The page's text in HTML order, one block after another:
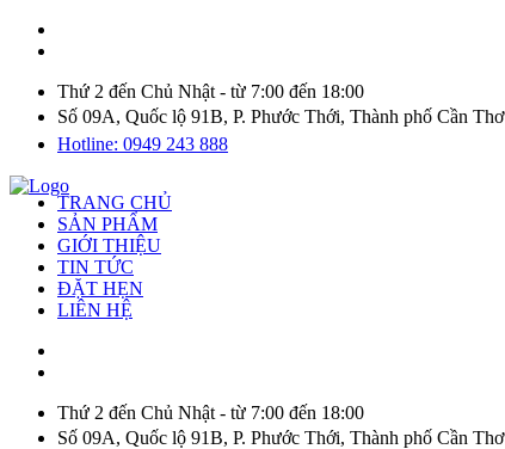
Thứ 2 đến Chủ Nhật - từ 7:00 đến 18:00
Số 09A, Quốc lộ 91B, P. Phước Thới, Thành phố Cần Thơ
Hotline: 0949 243 888
TRANG CHỦ
SẢN PHẨM
GIỚI THIỆU
TIN TỨC
ĐẶT HẸN
LIÊN HỆ
Thứ 2 đến Chủ Nhật - từ 7:00 đến 18:00
Số 09A, Quốc lộ 91B, P. Phước Thới, Thành phố Cần Thơ